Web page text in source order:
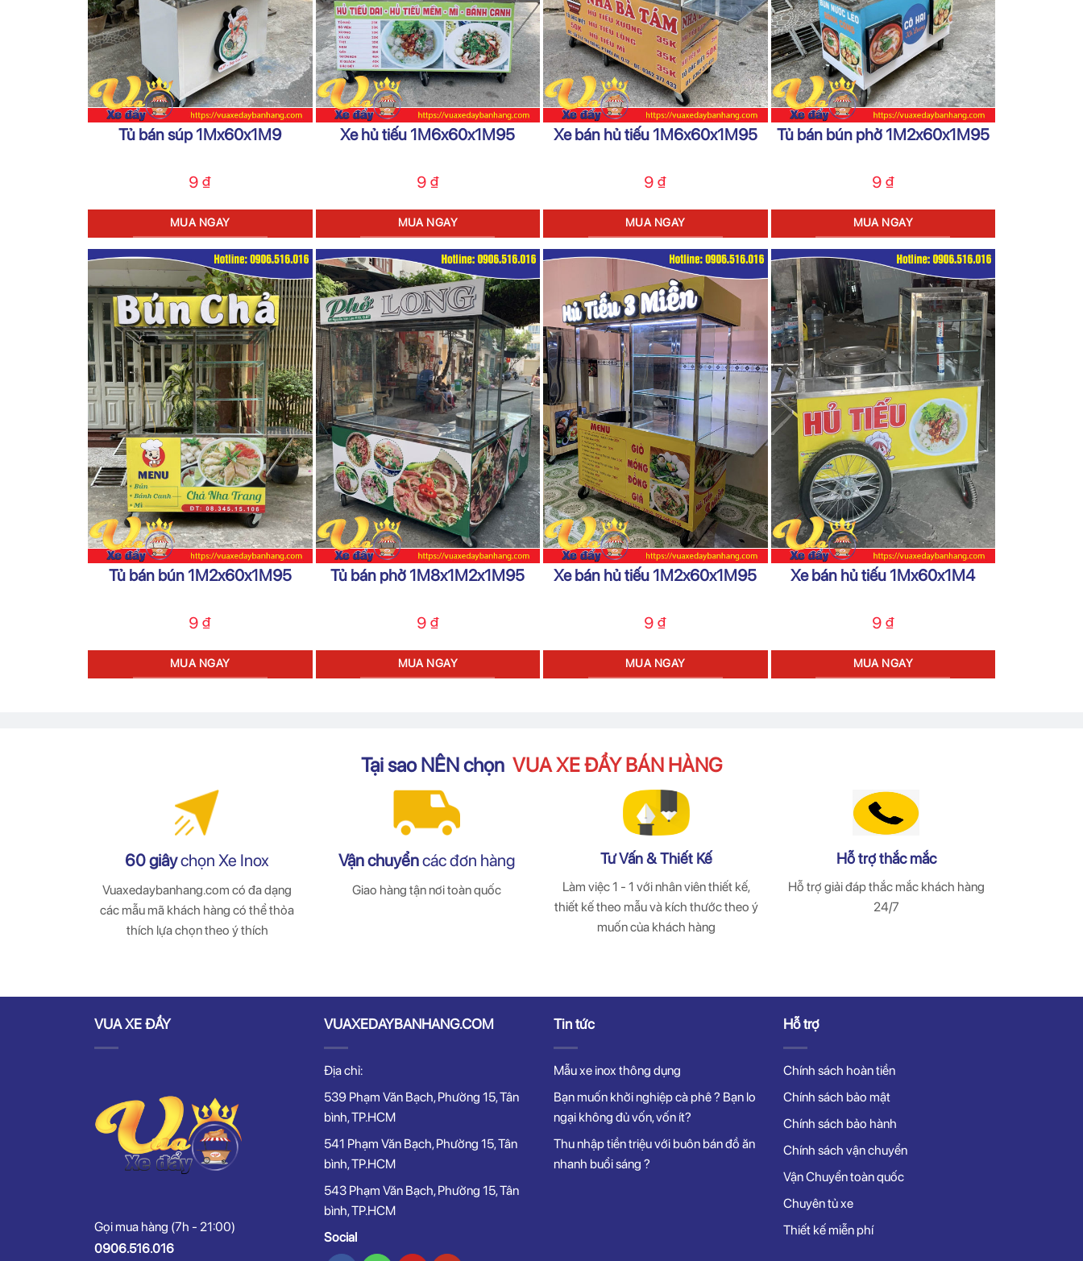
Tủ bán súp 1Mx60x1M9
9 ₫
MUA NGAY
Xe hủ tiếu 1M6x60x1M95
9 ₫
MUA NGAY
Xe bán hủ tiếu 1M6x60x1M95
9 ₫
MUA NGAY
Tủ bán bún phở 1M2x60x1M95
9 ₫
MUA NGAY
Tủ bán bún 1M2x60x1M95
9 ₫
MUA NGAY
Tủ bán phở 1M8x1M2x1M95
9 ₫
MUA NGAY
Xe bán hủ tiếu 1M2x60x1M95
9 ₫
MUA NGAY
Xe bán hủ tiếu 1Mx60x1M4
9 ₫
MUA NGAY
Tại sao NÊN chọn VUA XE ĐẨY BÁN HÀNG
60 giâychọn Xe Inox
Vuaxedaybanhang.com có đa dạng
các mẫu mã khách hàng có thể thỏa
thích lựa chọn theo ý thích
Vận chuyểncác đơn hàng
Giao hàng tận nơi toàn quốc
Tư Vấn & Thiết Kế
Làm việc 1 - 1 với nhân viên thiết kế,
thiết kế theo mẫu và kích thước theo ý
muốn của khách hàng
Hỗ trợ thắc mắc
Hỗ trợ giải đáp thắc mắc khách hàng
24/7
VUA XE ĐẨY
Gọi mua hàng (7h - 21:00)
0906.516.016
VUAXEDAYBANHANG.COM
Địa chỉ:
539 Phạm Văn Bạch, Phường 15, Tân
bình, TP.HCM
541 Phạm Văn Bạch, Phường 15, Tân
bình, TP.HCM
543 Phạm Văn Bạch, Phường 15, Tân
bình, TP.HCM
Social
Tin tức
Mẫu xe inox thông dụng
Bạn muốn khởi nghiệp cà phê ? Bạn lo
ngại không đủ vốn, vốn ít?
Thu nhập tiền triệu với buôn bán đồ ăn
nhanh buổi sáng ?
Hỗ trợ
Chính sách hoàn tiền
Chính sách bảo mật
Chính sách bảo hành
Chính sách vận chuyển
Vận Chuyển toàn quốc
Chuyên tủ xe
Thiết kế miễn phí